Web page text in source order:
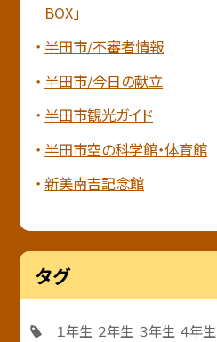
BOX」
半田市/不審者情報
半田市/今日の献立
半田市観光ガイド
半田市空の科学館・体育館
新美南吉記念館
タグ
１年生 ２年生 ３年生 ４年生